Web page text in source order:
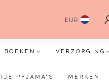
EUR
BOEKEN VERZORGING
PYJAMA'S MERKEN